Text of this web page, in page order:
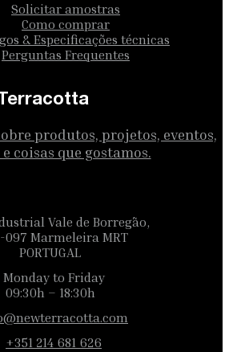
Solicitar amostras
Como comprar
& Especificações técnicas
Perguntas Frequentes
produtos, projetos, eventos,
e coisas que gostamos.
Vale de Borregão,
097 Marmeleira MRT
PORTUGAL
Monday to Friday
09:30h – 18:30h
+351 214 681 626